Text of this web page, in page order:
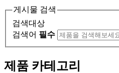
게시물 검색
검색대상
검색어 필수
제품 카테고리